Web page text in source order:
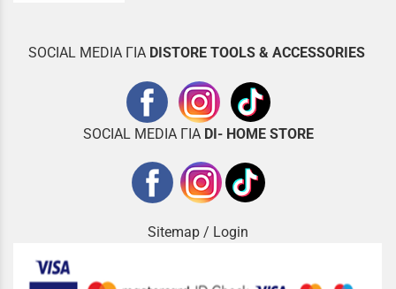
SOCIAL MEDIA ΓΙΑ DISTORE TOOLS & ACCESSORIES
SOCIAL MEDIA ΓΙΑ DI- HOME STORE
Sitemap / Login